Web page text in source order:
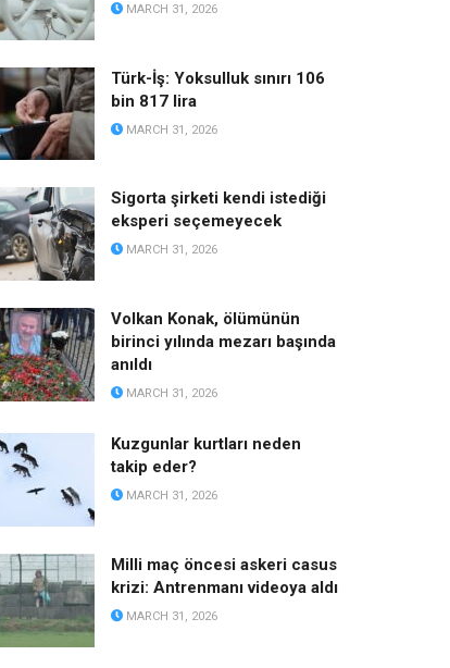
MARCH 31, 2026
Türk-İş: Yoksulluk sınırı 106
bin 817 lira
MARCH 31, 2026
Sigorta şirketi kendi istediği
eksperi seçemeyecek
MARCH 31, 2026
Volkan Konak, ölümünün
birinci yılında mezarı başında
anıldı
MARCH 31, 2026
Kuzgunlar kurtları neden
takip eder?
MARCH 31, 2026
Milli maç öncesi askeri casus
krizi: Antrenmanı videoya aldı
MARCH 31, 2026